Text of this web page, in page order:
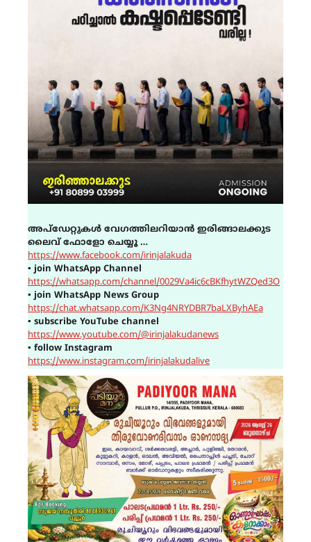
അപ്ഡേറ്റുകൾ വേഗത്തിലറിയാൻ ഇരിങ്ങാലക്കുട
ലൈവ് ഫോളോ ചെയ്യൂ …
https://www.facebook.com/irinjalakuda
▪ join WhatsApp Channel
https://whatsapp.com/channel/0029Va4ic6cBKfhytWZQed3O
▪ join WhatsApp News Group
https://chat.whatsapp.com/K3Ng4NRYDBR7baLXByhAEa
▪ subscribe YouTube channel
https://www.youtube.com/@irinjalakudanews
▪ follow Instagram
https://www.instagram.com/irinjalakudalive